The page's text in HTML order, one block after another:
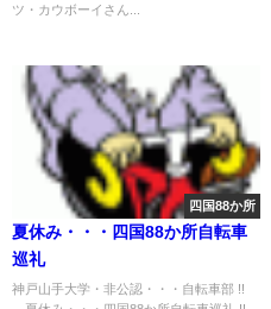
ツ・カウボーイさん...
四国88か所
夏休み・・・四国88か所自転車
巡礼
神戸山手大学・非公認・・・自転車部 !!